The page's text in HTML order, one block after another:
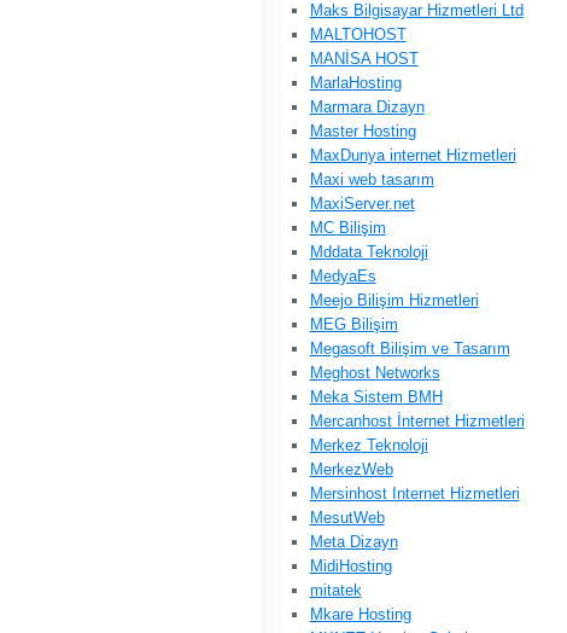
Maks Bilgisayar Hizmetleri Ltd
MALTOHOST
MANİSA HOST
MarlaHosting
Marmara Dizayn
Master Hosting
MaxDunya internet Hizmetleri
Maxi web tasarım
MaxiServer.net
MC Bilişim
Mddata Teknoloji
MedyaEs
Meejo Bilişim Hizmetleri
MEG Bilişim
Megasoft Bilişim ve Tasarım
Meghost Networks
Meka Sistem BMH
Mercanhost İnternet Hizmetleri
Merkez Teknoloji
MerkezWeb
Mersinhost Internet Hizmetleri
MesutWeb
Meta Dizayn
MidiHosting
mitatek
Mkare Hosting